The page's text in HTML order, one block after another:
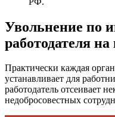
Увольнение по
работодателя
Практически каждая
устанавливает для
работодатель отсеивает
недобросовестных